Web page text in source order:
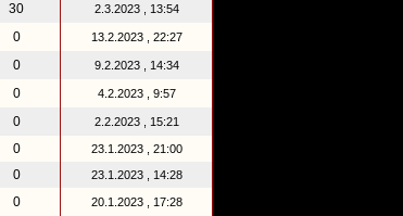
30 2.3.2023 , 13:54
0 13.2.2023 , 22:27
0 9.2.2023 , 14:34
0 4.2.2023 , 9:57
0 2.2.2023 , 15:21
0 23.1.2023 , 21:00
0 23.1.2023 , 14:28
0 20.1.2023 , 17:28